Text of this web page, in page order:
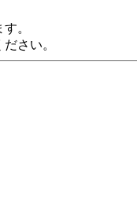
。
さい。